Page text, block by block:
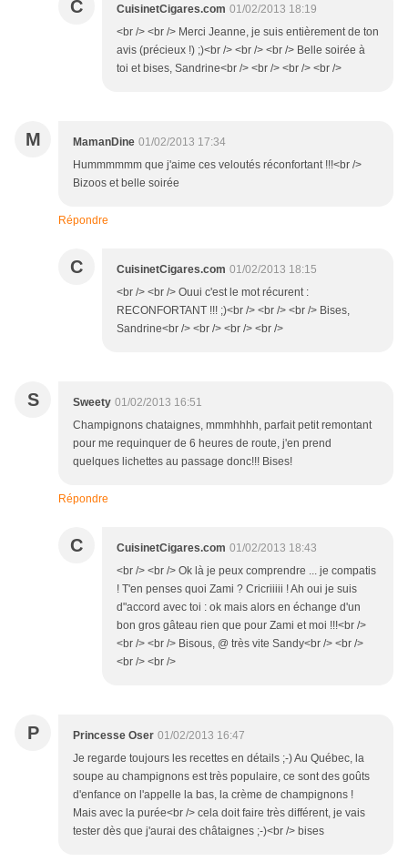
C CuisinetCigares.com 01/02/2013 18:19
<br /> <br /> Merci Jeanne, je suis entièrement de ton
avis (précieux !) ;)<br /> <br /> <br /> Belle soirée à
toi et bises, Sandrine<br /> <br /> <br /> <br />
M MamanDine 01/02/2013 17:34
Hummmmmm que j'aime ces veloutés réconfortant !!!<br />
Bizoos et belle soirée
Répondre
C CuisinetCigares.com 01/02/2013 18:15
<br /> <br /> Ouui c'est le mot récurent :
RECONFORTANT !!! ;)<br /> <br /> <br /> Bises,
Sandrine<br /> <br /> <br /> <br />
S Sweety 01/02/2013 16:51
Champignons chataignes, mmmhhhh, parfait petit remontant
pour me requinquer de 6 heures de route, j'en prend
quelques lichettes au passage donc!!! Bises!
Répondre
C CuisinetCigares.com 01/02/2013 18:43
<br /> <br /> Ok là je peux comprendre ... je compatis
! T'en penses quoi Zami ? Cricriiiii ! Ah oui je suis
d"accord avec toi : ok mais alors en échange d'un
bon gros gâteau rien que pour Zami et moi !!!<br />
<br /> <br /> Bisous, @ très vite Sandy<br /> <br />
<br /> <br />
P Princesse Oser 01/02/2013 16:47
Je regarde toujours les recettes en détails ;-) Au Québec, la
soupe au champignons est très populaire, ce sont des goûts
d'enfance on l'appelle la bas, la crème de champignons !
Mais avec la purée<br /> cela doit faire très différent, je vais
tester dès que j'aurai des châtaignes ;-)<br /> bises